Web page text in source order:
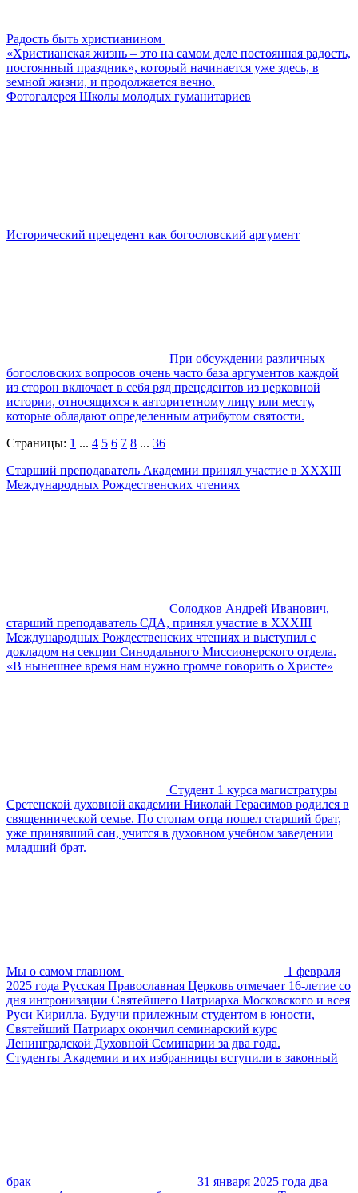
Радость быть христианином
«Христианская жизнь – это на самом деле постоянная радость,
постоянный праздник», который начинается уже здесь, в
земной жизни, и продолжается вечно.
Фотогалерея Школы молодых гуманитариев
Исторический прецедент как богословский аргумент
При обсуждении различных
богословских вопросов очень часто база аргументов каждой
из сторон включает в себя ряд прецедентов из церковной
истории, относящихся к авторитетному лицу или месту,
которые обладают определенным атрибутом святости.
Страницы: 1 ... 4 5 6 7 8 ... 36
Старший преподаватель Академии принял участие в XXXIII
Международных Рождественских чтениях
Солодков Андрей Иванович,
старший преподаватель СДА, принял участие в XXXIII
Международных Рождественских чтениях и выступил с
докладом на секции Синодального Миссионерского отдела.
«В нынешнее время нам нужно громче говорить о Христе»
Студент 1 курса магистратуры
Сретенской духовной академии Николай Герасимов родился в
священнической семье. По стопам отца пошел старший брат,
уже принявший сан, учится в духовном учебном заведении
младший брат.
Мы о самом главном
1 февраля
2025 года Русская Православная Церковь отмечает 16-летие со
дня интронизации Святейшего Патриарха Московского и всея
Руси Кирилла. Будучи прилежным студентом в юности,
Святейший Патриарх окончил семинарский курс
Ленинградской Духовной Семинарии за два года.
Студенты Академии и их избранницы вступили в законный
брак
31 января 2025 года два